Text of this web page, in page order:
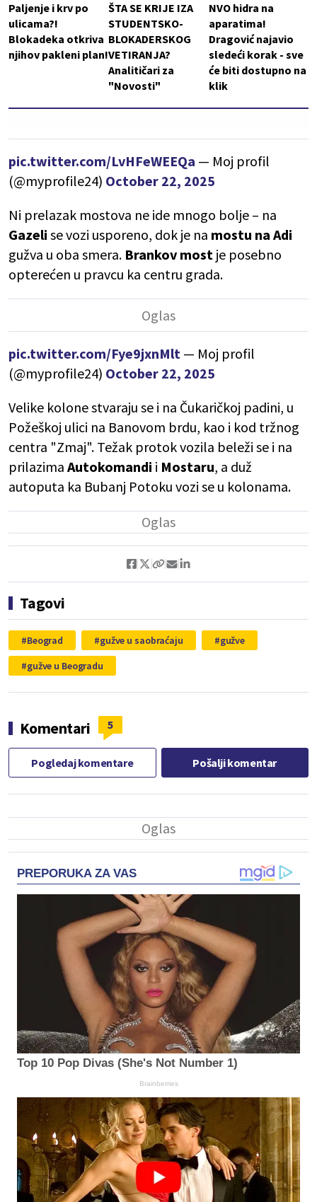
Paljenje i krv po
ulicama?!
Blokadeka otkriva
njihov pakleni plan!
ŠTA SE KRIJE IZA
STUDENTSKO-
BLOKADERSKOG
VETIRANJA?
Analitičari za
"Novosti"
NVO hidra na
aparatima!
Dragović najavio
sledeći korak - sve
će biti dostupno na
klik
pic.twitter.com/LvHFeWEEQa — Moj profil
(@myprofile24) October 22, 2025
Ni prelazak mostova ne ide mnogo bolje – na
Gazeli se vozi usporeno, dok je na mostu na Adi
gužva u oba smera. Brankov most je posebno
opterećen u pravcu ka centru grada.
pic.twitter.com/Fye9jxnMlt — Moj profil
(@myprofile24) October 22, 2025
Velike kolone stvaraju se i na Čukaričkoj padini, u
Požeškoj ulici na Banovom brdu, kao i kod tržnog
centra "Zmaj". Težak protok vozila beleži se i na
prilazima Autokomandi i Mostaru, a duž
autoputa ka Bubanj Potoku vozi se u kolonama.
Tagovi
Beograd gužve u saobraćaju
gužve
gužve u Beogradu
Komentari 5
Pogledaj komentare Pošalji komentar
PREPORUKA ZA VAS
Top 10 Pop Divas (She's Not Number 1)
Brainberries